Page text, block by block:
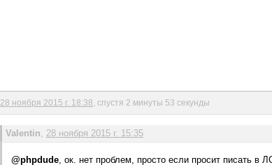
28 ноября 2015 г. 18:38 , спустя 2 минуты 53 секунды
Valentin, 28 ноября 2015 г. 15:35
@phpdude, ок. нет проблем, просто если просит писать в